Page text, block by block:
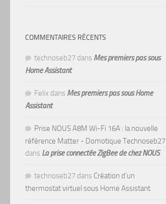
COMMENTAIRES RÉCENTS
technoseb27 dans Mes premiers pas sous
Home Assistant
Felix dans Mes premiers pas sous Home
Assistant
Prise NOUS A8M Wi-Fi 16A : la nouvelle
référence Matter - Domotique Technoseb27
dans La prise connectée ZigBee de chez NOUS
technoseb27 dans Création d’un
thermostat virtuel sous Home Assistant